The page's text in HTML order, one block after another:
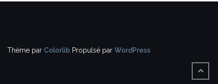
Thème par Colorlib Propulsé par WordPress